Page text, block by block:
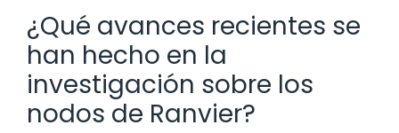
¿Qué avances recientes se
han hecho en la
investigación sobre los
nodos de Ranvier?